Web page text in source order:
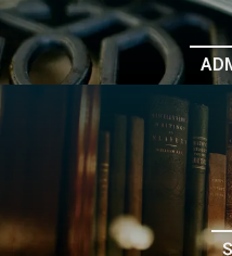
Erasmus
Despre